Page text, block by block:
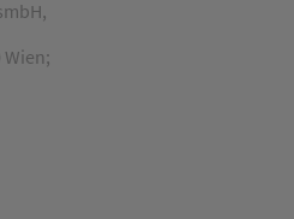
Wien;